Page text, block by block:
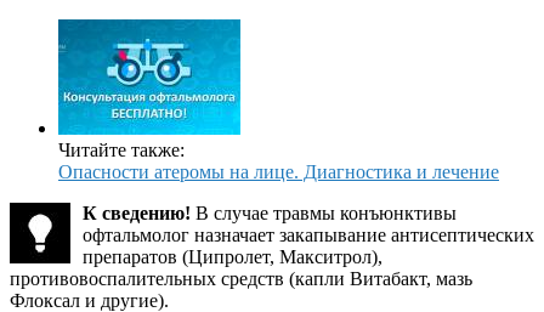
Читайте также:
Опасности атеромы на лице. Диагностика и лечение
К сведению! В случае травмы конъюнктивы
офтальмолог назначает закапывание антисептических
препаратов (Ципролет, Макситрол),
противовоспалительных средств (капли Витабакт, мазь
Флоксал и другие).